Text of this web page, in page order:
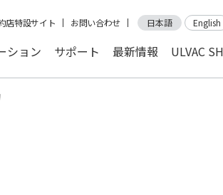
店特設サイト お問い合わせ 日本語 English
ション サポート 最新情報 ULVAC